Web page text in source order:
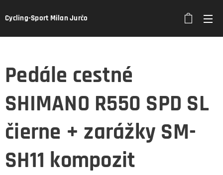
Cycling-Sport Milan Jurčo
Pedále cestné
SHIMANO R550 SPD SL
čierne + zarážky SM-
SH11 kompozit